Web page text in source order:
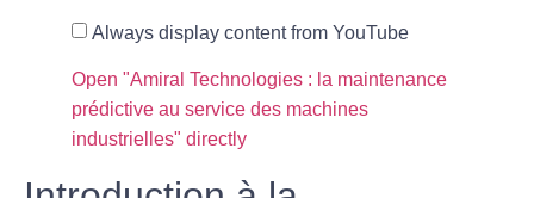
Always display content from YouTube
Open "Amiral Technologies : la maintenance
prédictive au service des machines
industrielles" directly